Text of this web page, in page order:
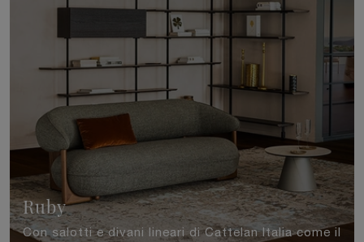
Ruby
Con salotti e divani lineari di Cattelan Italia come il